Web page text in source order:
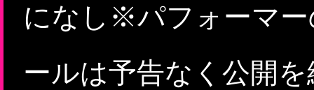
になし※パフォーマー
ールは予告なく公開